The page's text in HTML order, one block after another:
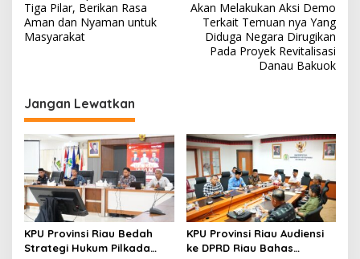
v
i
a
s
i
o
s
Tiga Pilar, Berikan Rasa
Aman dan Nyaman untuk
Masyarakat
Akan Melakukan Aksi Demo
Terkait Temuan nya Yang
Diduga Negara Dirugikan
Pada Proyek Revitalisasi
Danau Bakuok
Jangan Lewatkan
KPU Provinsi Riau Bedah
Strategi Hukum Pilkada
KPU Provinsi Riau Audiensi
ke DPRD Riau Bahas